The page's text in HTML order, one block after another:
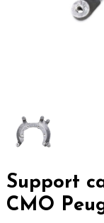
Support
CMO